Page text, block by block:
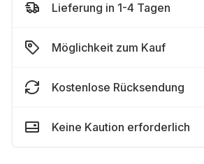
Lieferung in 1-4 Tagen
Möglichkeit zum Kauf
Kostenlose Rücksendung
Keine Kaution erforderlich